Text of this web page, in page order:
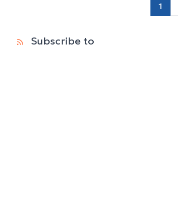
1
Subscribe to